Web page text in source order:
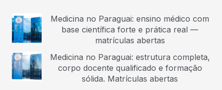
Medicina no Paraguai: ensino médico com
base científica forte e prática real —
matrículas abertas
Medicina no Paraguai: estrutura completa,
corpo docente qualificado e formação
sólida. Matrículas abertas